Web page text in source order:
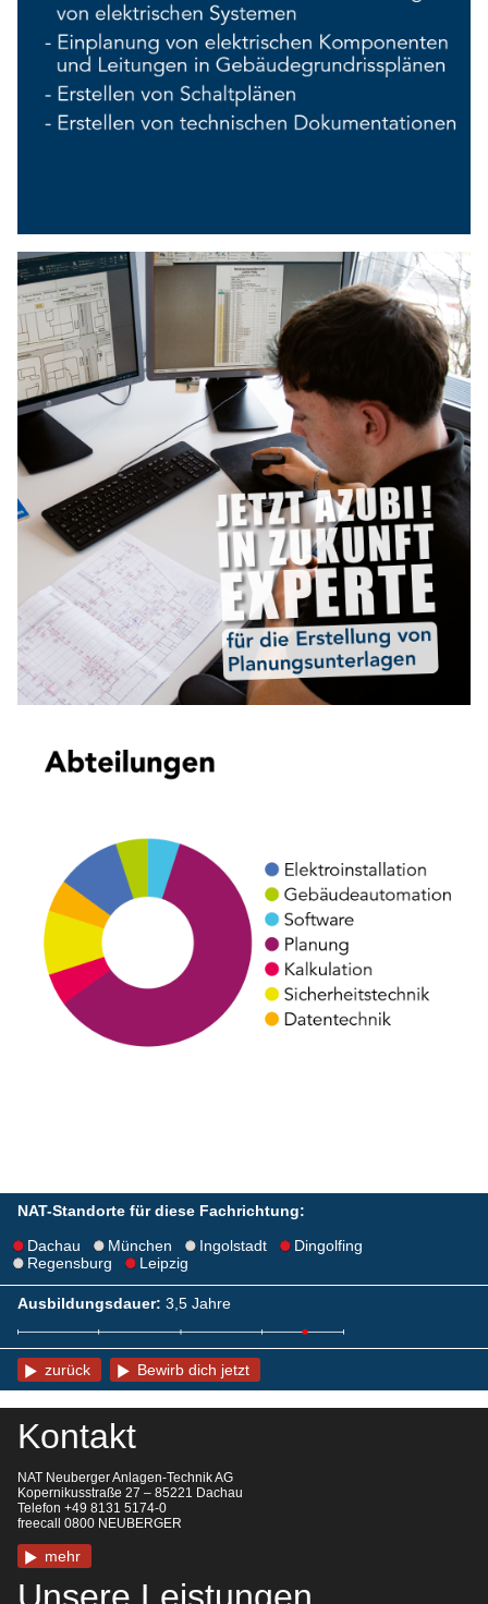
NAT-Standorte für diese Fachrichtung:
Dachau
München Ingolstadt
Dingolfing
Regensburg
Leipzig
Ausbildungsdauer: 3,5 Jahre
zurück Bewirb dich jetzt
Kontakt
NAT Neuberger Anlagen-Technik AG
Kopernikusstraße 27 – 85221 Dachau
Telefon +49 8131 5174-0
freecall 0800 NEUBERGER
mehr